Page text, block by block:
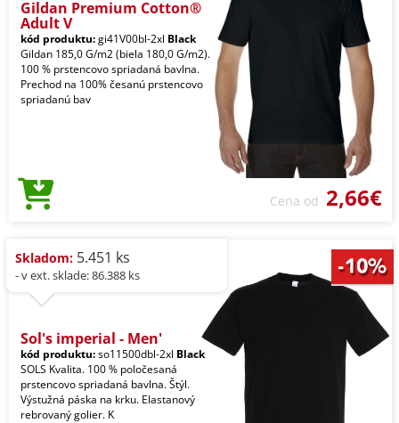
Gildan Premium Cotton®
Adult V
kód produktu:gi41V00bl-2xl Black
Gildan 185,0 G/m2 (biela 180,0 G/m2).
100 % prstencovo spriadaná bavlna.
Prechod na 100% česanú prstencovo
spriadanú bav
Cena od 2,66€
Skladom: 5.451 ks
- v ext. sklade: 86.388 ks
Sol's imperial - Men'
kód produktu:so11500dbl-2xl Black
SOLS Kvalita. 100 % poločesaná
prstencovo spriadaná bavlna. Štýl.
Výstužná páska na krku. Elastanový
rebrovaný golier. K